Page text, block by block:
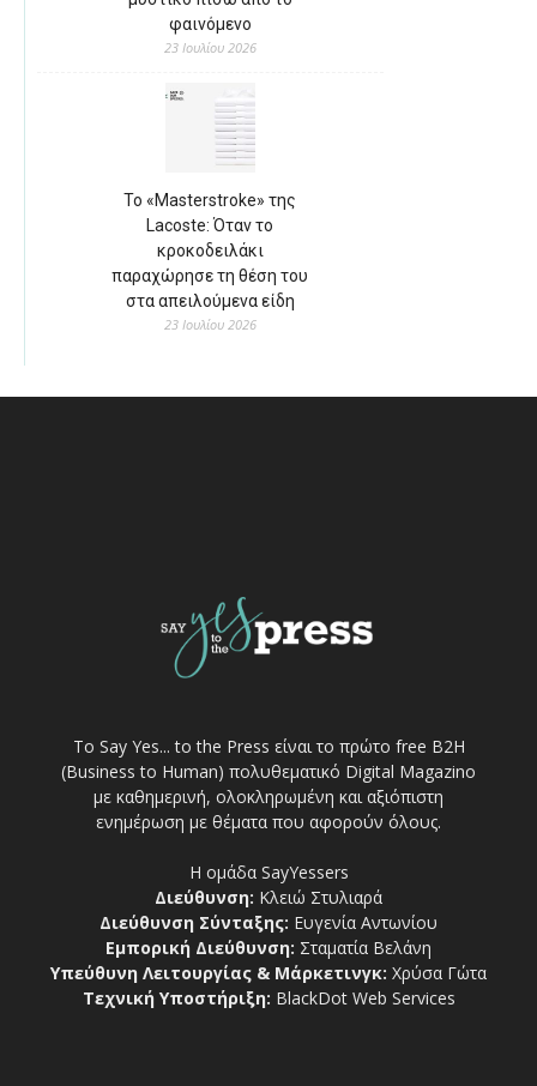
φαινόμενο
23 Ιουλίου 2026
Το «Masterstroke» της
Lacoste: Όταν το
κροκοδειλάκι
παραχώρησε τη θέση του
στα απειλούμενα είδη
23 Ιουλίου 2026
Το Say Yes... to the Press είναι το πρώτο free Β2Η
(Business to Human) πολυθεματικό Digital Magazino
με καθημερινή, ολοκληρωμένη και αξιόπιστη
ενημέρωση με θέματα που αφορούν όλους.
Η ομάδα SayYessers
Διεύθυνση: Κλειώ Στυλιαρά
Διεύθυνση Σύνταξης: Ευγενία Αντωνίου
Εμπορική Διεύθυνση: Σταματία Βελάνη
Υπεύθυνη Λειτουργίας & Μάρκετινγκ: Χρύσα Γώτα
Τεχνική Υποστήριξη: BlackDot Web Services